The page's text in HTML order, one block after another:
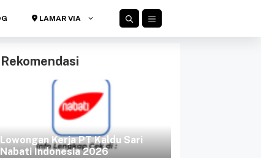
LAMAR VIA
Rekomendasi
Lowongan Kerja PT Kaldu Sari
Nabati Indonesia 2026